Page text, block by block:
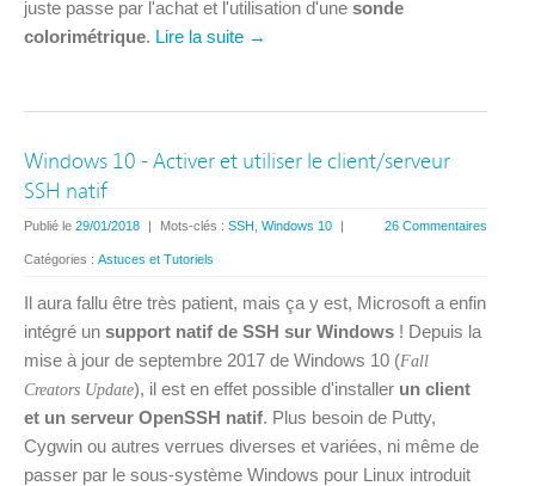
juste passe par l'achat et l'utilisation d'une sonde
colorimétrique. Lire la suite →
Windows 10 - Activer et utiliser le client/serveur
SSH natif
26 Commentaires
Publié le 29/01/2018 | Mots-clés : SSH Windows 10 |
Catégories : Astuces et Tutoriels
Il aura fallu être très patient, mais ça y est, Microsoft a enfin
intégré un support natif de SSH sur Windows ! Depuis la
mise à jour de septembre 2017 de Windows 10 (Fall
Creators Update), il est en effet possible d'installer un client
et un serveur OpenSSH natif. Plus besoin de Putty,
Cygwin ou autres verrues diverses et variées, ni même de
passer par le sous-système Windows pour Linux introduit